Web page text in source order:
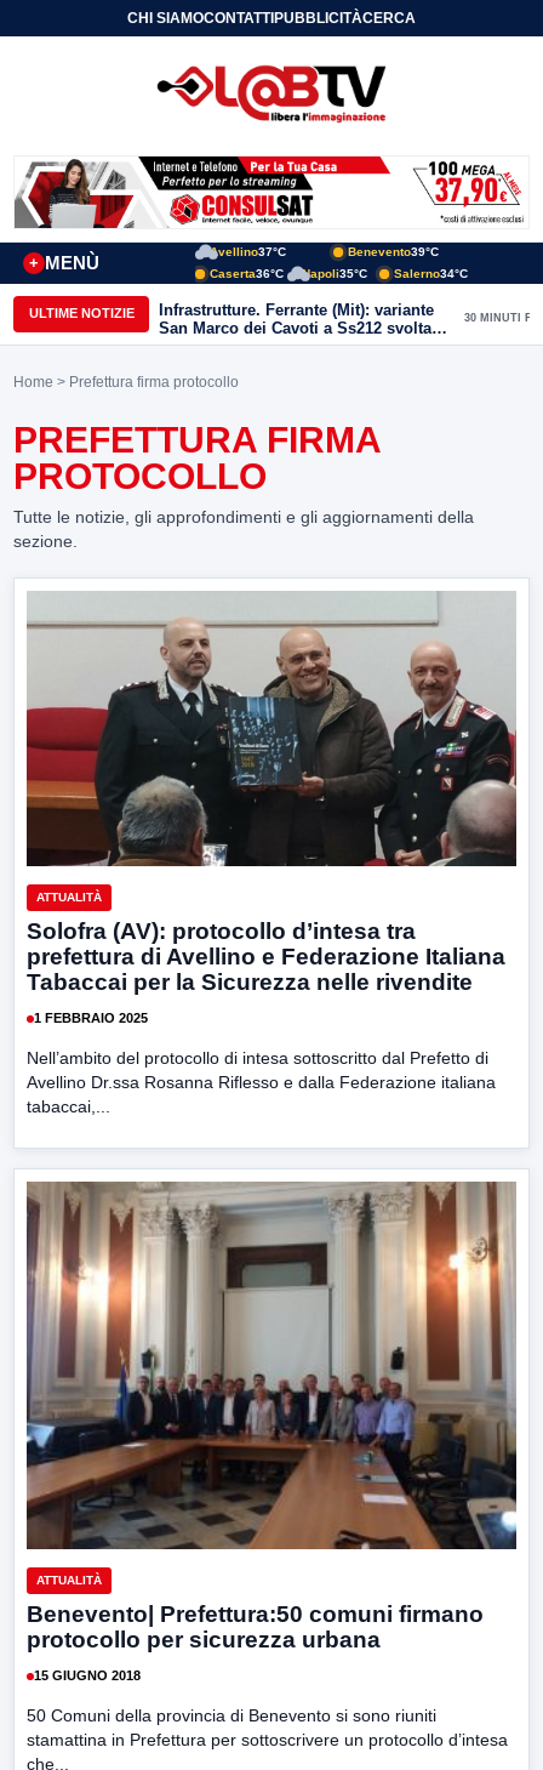
CHI SIAMOCONTATTIPUBBLICITÀCERCA
MENÙ
+
Avellino37°C Benevento39°C
Caserta36°C Napoli35°C Salerno34°C
ULTIME NOTIZIE
Infrastrutture. Ferrante (Mit): variante
San Marco dei Cavoti a Ss212 svolta
per il Sannio. Avanti con rilancio aree
30 MINUTI FA
Home > Prefettura firma protocollo
PREFETTURA FIRMA
PROTOCOLLO
Tutte le notizie, gli approfondimenti e gli aggiornamenti della
sezione.
ATTUALITÀ
Solofra (AV): protocollo d’intesa tra
prefettura di Avellino e Federazione Italiana
Tabaccai per la Sicurezza nelle rivendite
1 FEBBRAIO 2025
Nell’ambito del protocollo di intesa sottoscritto dal Prefetto di
Avellino Dr.ssa Rosanna Riflesso e dalla Federazione italiana
tabaccai,...
ATTUALITÀ
Benevento| Prefettura:50 comuni firmano
protocollo per sicurezza urbana
15 GIUGNO 2018
50 Comuni della provincia di Benevento si sono riuniti
stamattina in Prefettura per sottoscrivere un protocollo d’intesa
che...